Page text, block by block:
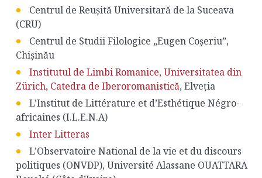
Centrul de Reușită Universitară de la Suceava
(CRU)
Centrul de Studii Filologice „Eugen Coșeriu”,
Chișinău
Institutul de Limbi Romanice, Universitatea din
Zürich, Catedra de Iberoromanistică, Elveția
L’Institut de Littérature et d’Esthétique Négro-
africaines (I.L.E.N.A)
Inter Litteras
L’Observatoire National de la vie et du discours
politiques (ONVDP), Université Alassane OUATTARA